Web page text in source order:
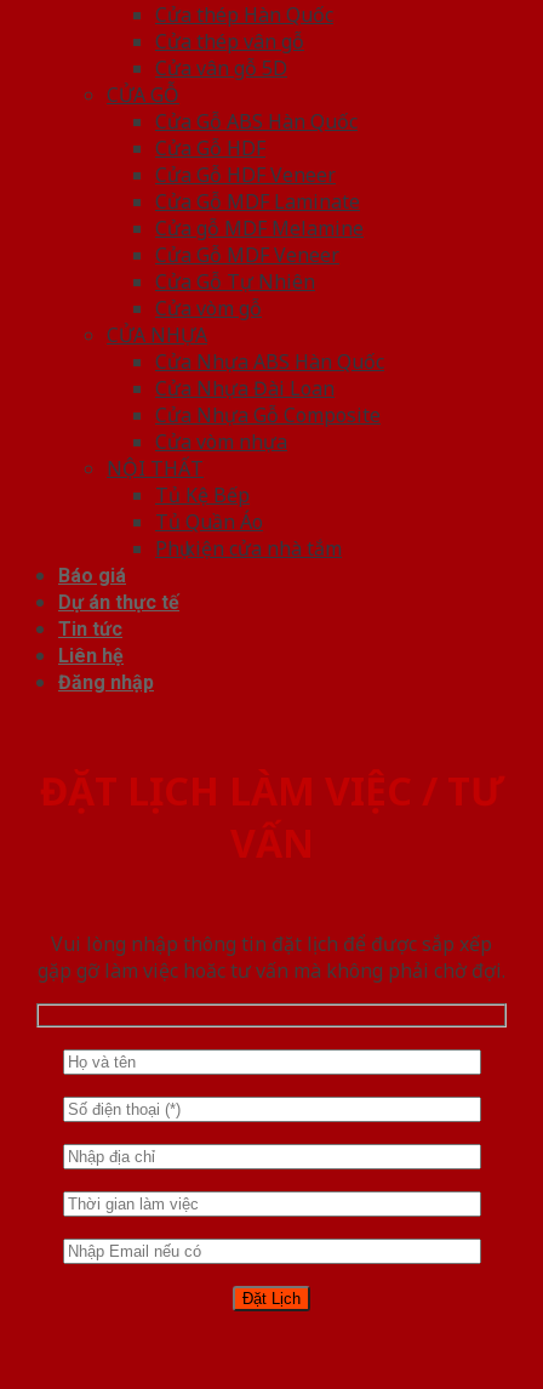
Cửa thép Hàn Quốc
Cửa thép vân gỗ
Cửa vân gỗ 5D
CỬA GỖ
Cửa Gỗ ABS Hàn Quốc
Cửa Gỗ HDF
Cửa Gỗ HDF Veneer
Cửa Gỗ MDF Laminate
Cửa gỗ MDF Melamine
Cửa Gỗ MDF Veneer
Cửa Gỗ Tự Nhiên
Cửa vòm gỗ
CỬA NHỰA
Cửa Nhựa ABS Hàn Quốc
Cửa Nhựa Đài Loan
Cửa Nhựa Gỗ Composite
Cửa vòm nhựa
NỘI THẤT
Tủ Kệ Bếp
Tủ Quần Áo
Phụ kiện cửa nhà tắm
Báo giá
Dự án thực tế
Tin tức
Liên hệ
Đăng nhập
ĐẶT LỊCH LÀM VIỆC / TƯ
VẤN
Vui lòng nhập thông tin đặt lịch để được sắp xếp
gặp gỡ làm việc hoăc tư vấn mà không phải chờ đợi.